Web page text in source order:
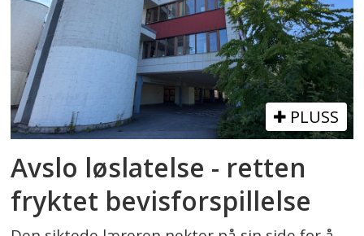
PLUSS
Avslo løslatelse - retten
fryktet bevisforspillelse